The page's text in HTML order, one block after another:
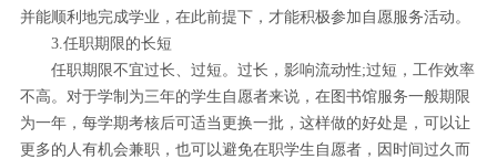
并能顺利地完成学业，在此前提下，才能积极参加自愿服务活动。
3.任职期限的长短
任职期限不宜过长、过短。过长，影响流动性;过短，工作效率
不高。对于学制为三年的学生自愿者来说，在图书馆服务一般期限
为一年，每学期考核后可适当更换一批，这样做的好处是，可以让
更多的人有机会兼职，也可以避免在职学生自愿者，因时间过久而